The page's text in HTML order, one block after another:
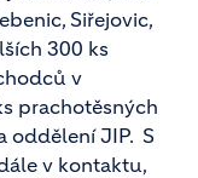
Siřejovic,
300 ks
v
prachotěsných
oddělení JIP. S
v kontaktu,